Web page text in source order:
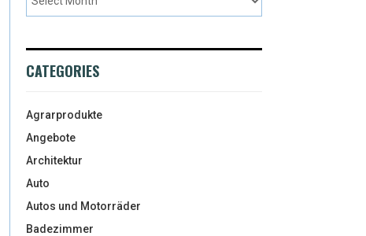
CATEGORIES
Agrarprodukte
Angebote
Architektur
Auto
Autos und Motorräder
Badezimmer